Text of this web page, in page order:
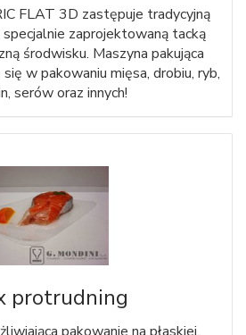
FLAT 3D zastępuje tradycyjną
zaprojektowaną tacką
środwisku. Maszyna pakująca
w pakowaniu mięsa, drobiu, ryb,
serów oraz innych!
protrudning